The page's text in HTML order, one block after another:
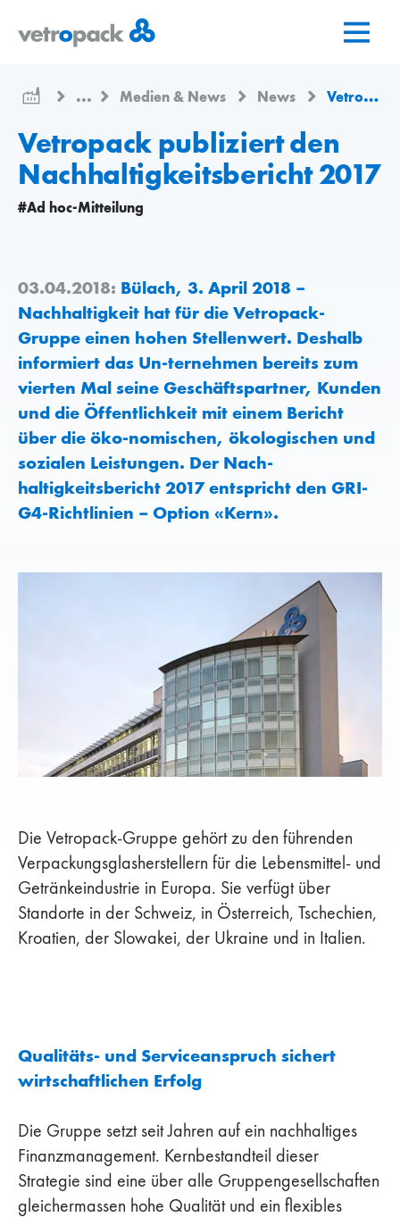
Startseite
Inhalt
Kontakt
...
Medien & News News Vetropack publiziert den Nachhaltigkeitsbericht 2017
Vetropack publiziert den
Nachhaltigkeitsbericht 2017
#Ad hoc-Mitteilung
03.04.2018: Bülach, 3. April 2018 –
Nachhaltigkeit hat für die Vetropack-
Gruppe einen hohen Stellenwert. Deshalb
informiert das Un-ternehmen bereits zum
vierten Mal seine Geschäftspartner, Kunden
und die Öffentlichkeit mit einem Bericht
über die öko-nomischen, ökologischen und
sozialen Leistungen. Der Nach-
haltigkeitsbericht 2017 entspricht den GRI-
G4-Richtlinien – Option «Kern».
Die Vetropack-Gruppe gehört zu den führenden
Verpackungsglasherstellern für die Lebensmittel- und
Getränkeindustrie in Europa. Sie verfügt über
Standorte in der Schweiz, in Österreich, Tschechien,
Kroatien, der Slowakei, der Ukraine und in Italien.
Qualitäts- und Serviceanspruch sichert
wirtschaftlichen Erfolg
Die Gruppe setzt seit Jahren auf ein nachhaltiges
Finanzmanagement. Kernbestandteil dieser
Strategie sind eine über alle Gruppengesellschaften
gleichermassen hohe Qualität und ein flexibles